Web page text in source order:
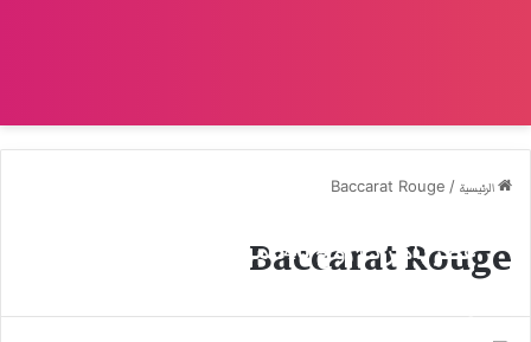
الرئيسية /
Baccarat Rouge
Baccarat Rougeعطر باكارات روج 540 من مايسون فرانسيس
كوركدجيان